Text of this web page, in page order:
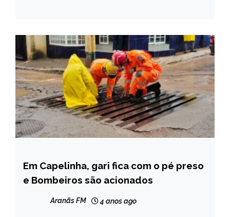
CAPELINHA
NOTÍCIAS
Em Capelinha, gari fica com o pé preso
e Bombeiros são acionados
Aranãs FM 4 anos ago